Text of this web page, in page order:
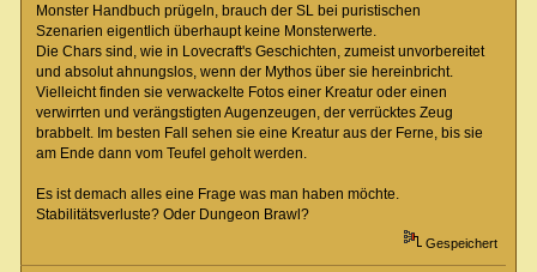
Monster Handbuch prügeln, brauch der SL bei puristischen
Szenarien eigentlich überhaupt keine Monsterwerte.
Die Chars sind, wie in Lovecraft's Geschichten, zumeist unvorbereitet
und absolut ahnungslos, wenn der Mythos über sie hereinbricht.
Vielleicht finden sie verwackelte Fotos einer Kreatur oder einen
verwirrten und verängstigten Augenzeugen, der verrücktes Zeug
brabbelt. Im besten Fall sehen sie eine Kreatur aus der Ferne, bis sie
am Ende dann vom Teufel geholt werden.
Es ist demach alles eine Frage was man haben möchte.
Stabilitätsverluste? Oder Dungeon Brawl?
Gespeichert